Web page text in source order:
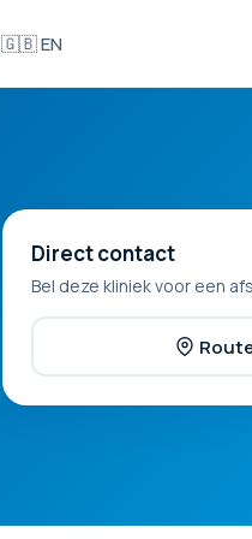
🇬🇧 EN
Direct contact
Bel deze kliniek voor een